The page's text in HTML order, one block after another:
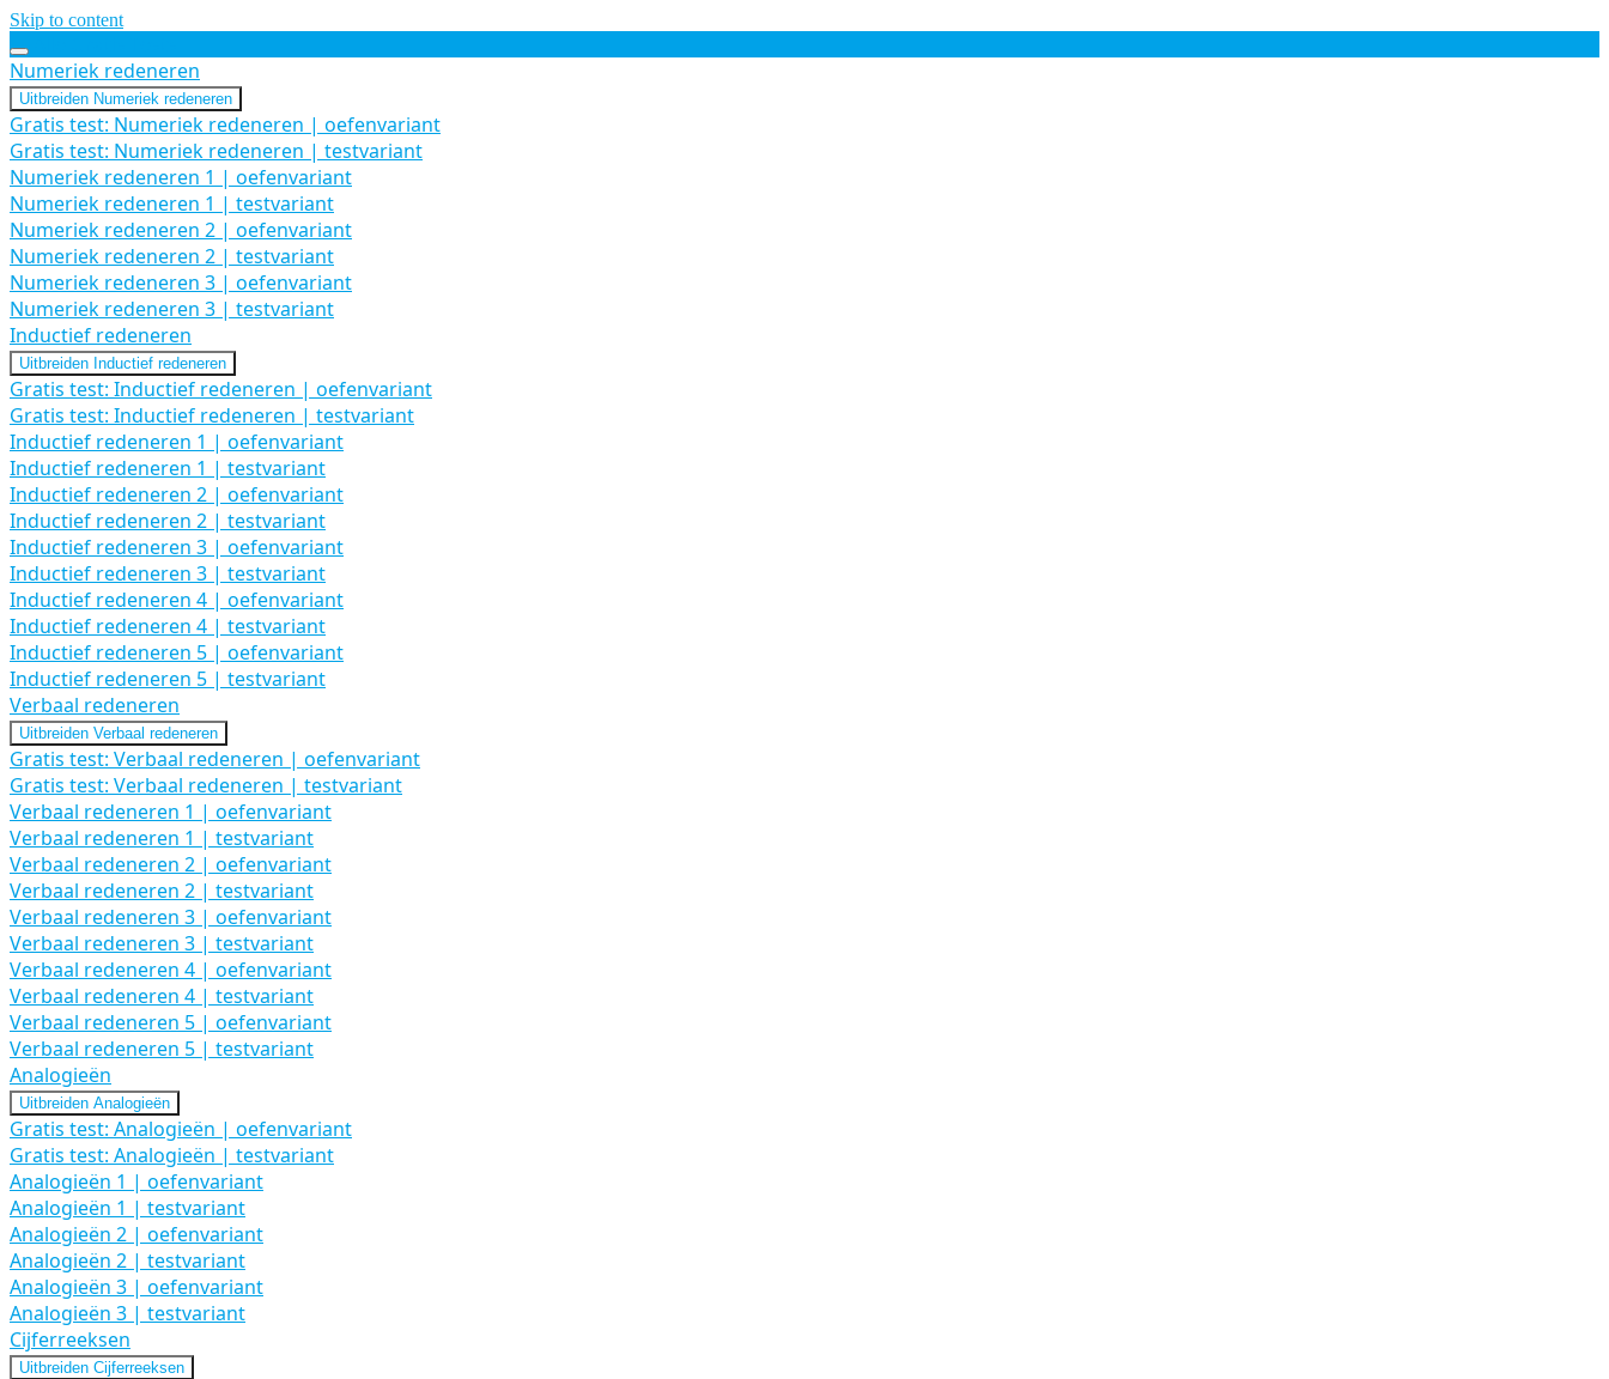
Skip to content
Numeriek redeneren
Uitbreiden Numeriek redeneren
Gratis test: Numeriek redeneren | oefenvariant
Gratis test: Numeriek redeneren | testvariant
Numeriek redeneren 1 | oefenvariant
Numeriek redeneren 1 | testvariant
Numeriek redeneren 2 | oefenvariant
Numeriek redeneren 2 | testvariant
Numeriek redeneren 3 | oefenvariant
Numeriek redeneren 3 | testvariant
Inductief redeneren
Uitbreiden Inductief redeneren
Gratis test: Inductief redeneren | oefenvariant
Gratis test: Inductief redeneren | testvariant
Inductief redeneren 1 | oefenvariant
Inductief redeneren 1 | testvariant
Inductief redeneren 2 | oefenvariant
Inductief redeneren 2 | testvariant
Inductief redeneren 3 | oefenvariant
Inductief redeneren 3 | testvariant
Inductief redeneren 4 | oefenvariant
Inductief redeneren 4 | testvariant
Inductief redeneren 5 | oefenvariant
Inductief redeneren 5 | testvariant
Verbaal redeneren
Uitbreiden Verbaal redeneren
Gratis test: Verbaal redeneren | oefenvariant
Gratis test: Verbaal redeneren | testvariant
Verbaal redeneren 1 | oefenvariant
Verbaal redeneren 1 | testvariant
Verbaal redeneren 2 | oefenvariant
Verbaal redeneren 2 | testvariant
Verbaal redeneren 3 | oefenvariant
Verbaal redeneren 3 | testvariant
Verbaal redeneren 4 | oefenvariant
Verbaal redeneren 4 | testvariant
Verbaal redeneren 5 | oefenvariant
Verbaal redeneren 5 | testvariant
Analogieën
Uitbreiden Analogieën
Gratis test: Analogieën | oefenvariant
Gratis test: Analogieën | testvariant
Analogieën 1 | oefenvariant
Analogieën 1 | testvariant
Analogieën 2 | oefenvariant
Analogieën 2 | testvariant
Analogieën 3 | oefenvariant
Analogieën 3 | testvariant
Cijferreeksen
Uitbreiden Cijferreeksen